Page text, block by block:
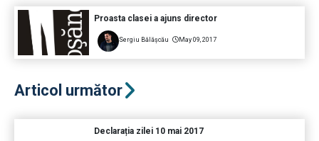
Proasta clasei a ajuns director
Sergiu Bălășcău May 09, 2017
Articol următor
Declarația zilei 10 mai 2017